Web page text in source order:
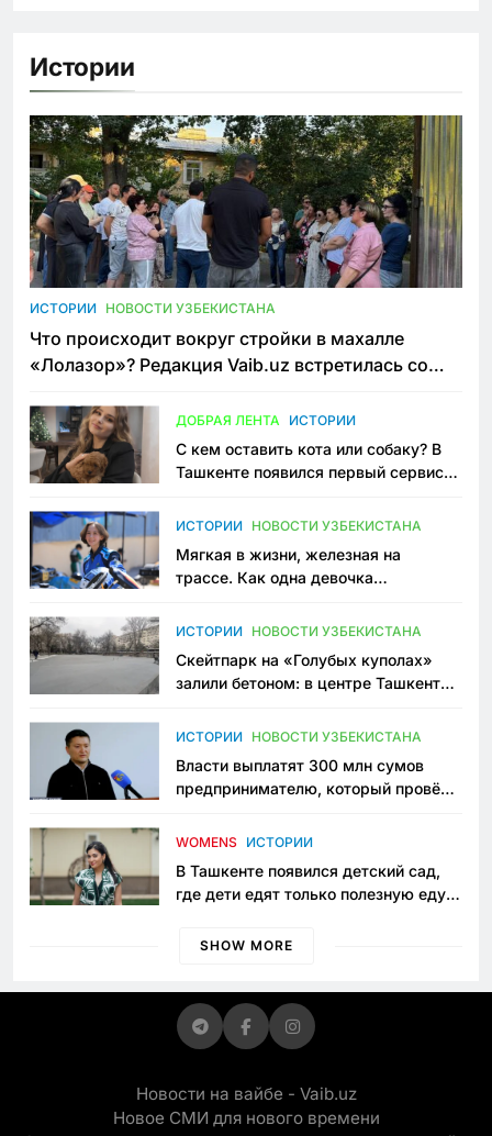
Истории
ИСТОРИИ НОВОСТИ УЗБЕКИСТАНА
Что происходит вокруг стройки в махалле
«Лолазор»? Редакция Vaib.uz встретилась со
ДОБРАЯ ЛЕНТА ИСТОРИИ
С кем оставить кота или собаку? В
Ташкенте появился первый сервис
ИСТОРИИ НОВОСТИ УЗБЕКИСТАНА
Мягкая в жизни, железная на
трассе. Как одна девочка
Узбекистане
ИСТОРИИ НОВОСТИ УЗБЕКИСТАНА
Скейтпарк на «Голубых куполах»
залили бетоном: в центре Ташкента
пространство
ИСТОРИИ НОВОСТИ УЗБЕКИСТАНА
Власти выплатят 300 млн сумов
предпринимателю, который провёл
приговору
WOMENS ИСТОРИИ
В Ташкенте появился детский сад,
где дети едят только полезную еду.
просить «кашу без сахара»
SHOW MORE
Новости на вайбе - Vaib.uz
Новое СМИ для нового времени